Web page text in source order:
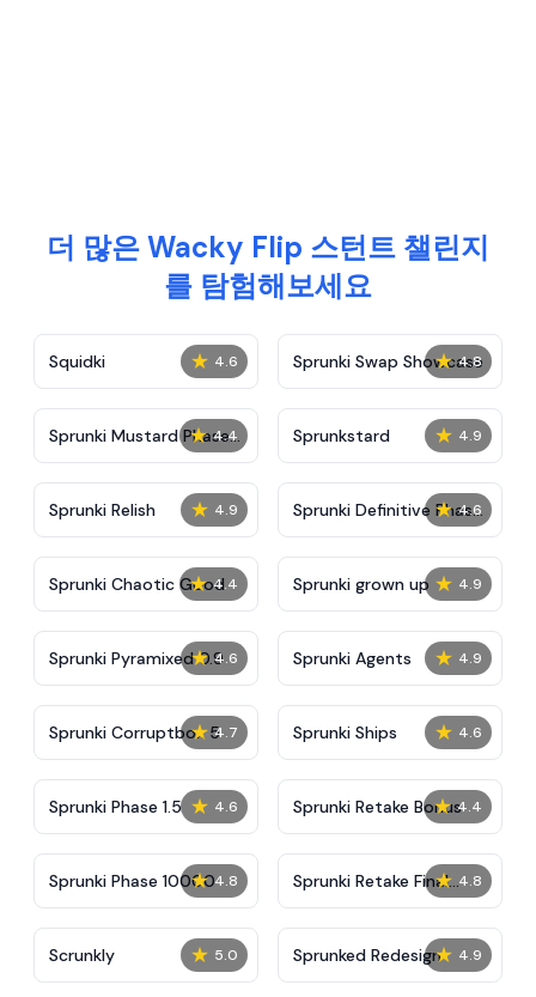
더 많은 Wacky Flip 스턴트 챌린지
를 탐험해보세요
★ 4.6
Squidki ★ 4.8
Sprunki Swap Showcase
★ 4.4
Sprunki Mustard Phase
2
★ 4.9
Sprunkstard
★ 4.9
Sprunki Relish ★ 4.6
Sprunki Definitive Phase
7
★ 4.4
Sprunki Chaotic Good ★ 4.9
Sprunki grown up
★ 4.6
Sprunki Pyramixed 0.9 ★ 4.9
Sprunki Agents
★ 4.7
Sprunki Corruptbox 5 ★ 4.6
Sprunki Ships
★ 4.6
Sprunki Phase 1.5 ★ 4.4
Sprunki Retake Bonus
★ 4.8
Sprunki Phase 10000 ★ 4.8
Sprunki Retake Final
Update
★ 5.0
Scrunkly ★ 4.9
Sprunked Redesign